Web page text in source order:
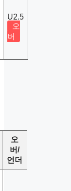
U2.5
오
버
오
버/
언더